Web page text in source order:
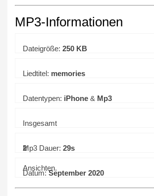
MP3-Informationen
Dateigröße: 250 KB
Liedtitel: memories
Datentypen: iPhone & Mp3
Insgesamt
2
Ansichten.
Mp3 Dauer: 29s
Datum:September 2020